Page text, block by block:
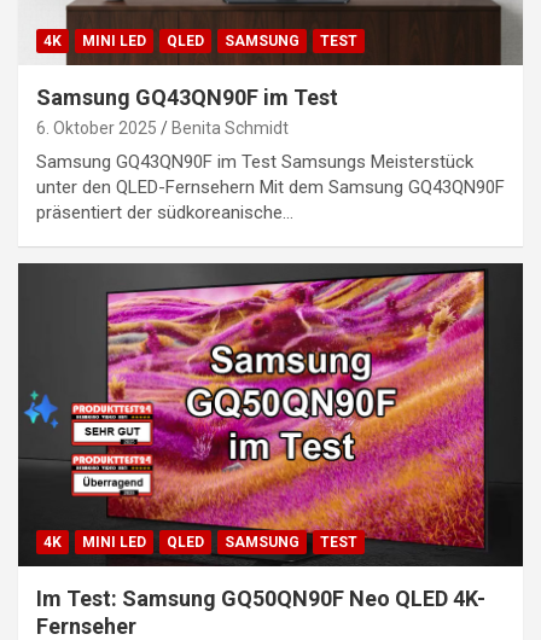
4K MINI LED QLED SAMSUNG TEST
Samsung GQ43QN90F im Test
6. Oktober 2025 Benita Schmidt
Samsung GQ43QN90F im Test Samsungs Meisterstück
unter den QLED-Fernsehern Mit dem Samsung GQ43QN90F
präsentiert der südkoreanische…
4K MINI LED QLED SAMSUNG TEST
Im Test: Samsung GQ50QN90F Neo QLED 4K-
Fernseher